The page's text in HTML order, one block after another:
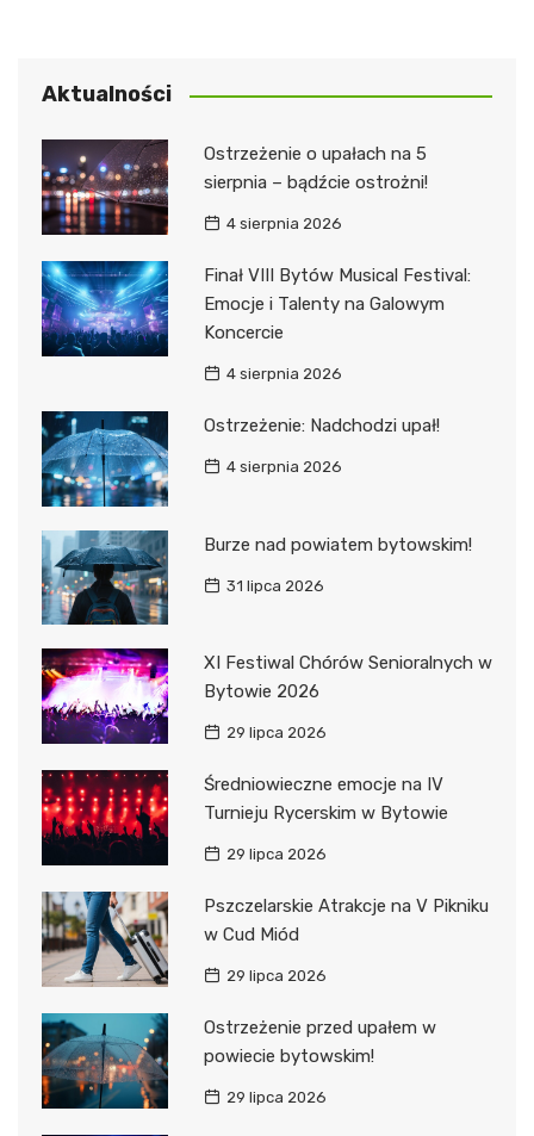
Aktualności
Ostrzeżenie o upałach na 5
sierpnia – bądźcie ostrożni!
4 sierpnia 2026
Finał VIII Bytów Musical Festival:
Emocje i Talenty na Galowym
Koncercie
4 sierpnia 2026
Ostrzeżenie: Nadchodzi upał!
4 sierpnia 2026
Burze nad powiatem bytowskim!
31 lipca 2026
XI Festiwal Chórów Senioralnych w
Bytowie 2026
29 lipca 2026
Średniowieczne emocje na IV
Turnieju Rycerskim w Bytowie
29 lipca 2026
Pszczelarskie Atrakcje na V Pikniku
w Cud Miód
29 lipca 2026
Ostrzeżenie przed upałem w
powiecie bytowskim!
29 lipca 2026